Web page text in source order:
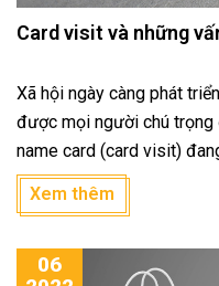
Card visit và những
Xã hội ngày càng phát
được mọi người chú trọng
name card (card visit)
được sử dụng rộng rãi
nói chung. Được sử dụng
viết dưới đây In ấn Bình
Xem thêm
06